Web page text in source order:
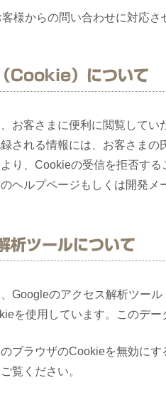
様からの問い合わせに対応さ
Cookie）について
お客さまに便利に閲覧して
される情報には、お客さま
り、Cookieの受信を拒否す
ヘルプページもしくは開発メ
析ツールについて
Googleのアクセス解析ツー
を使用しています。このデ
ブラウザのCookieを無効に
覧ください。